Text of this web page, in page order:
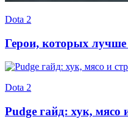
Dota 2
Герои, которых лучше
Dota 2
Pudge гайд: хук, мясо